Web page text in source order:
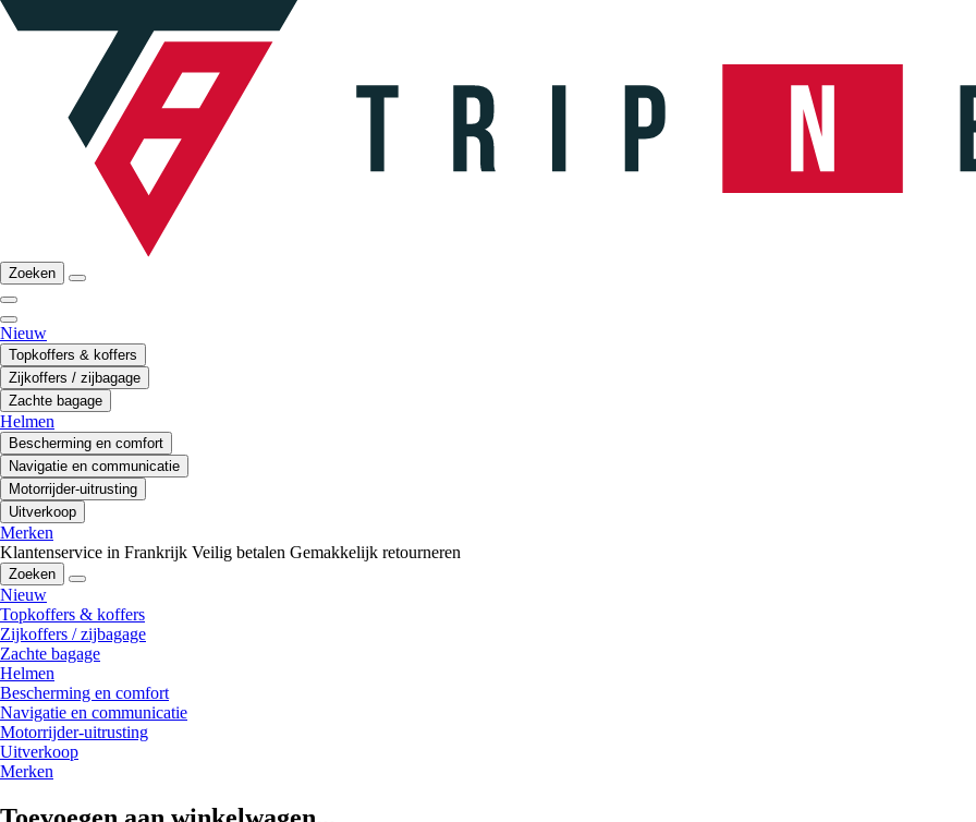
Zoeken
Nieuw
Topkoffers & koffers
Zijkoffers / zijbagage
Zachte bagage
Helmen
Bescherming en comfort
Navigatie en communicatie
Motorrijder-uitrusting
Uitverkoop
Merken
Klantenservice in Frankrijk Veilig betalen Gemakkelijk retourneren
Zoeken
Nieuw
Topkoffers & koffers
Zijkoffers / zijbagage
Zachte bagage
Helmen
Bescherming en comfort
Navigatie en communicatie
Motorrijder-uitrusting
Uitverkoop
Merken